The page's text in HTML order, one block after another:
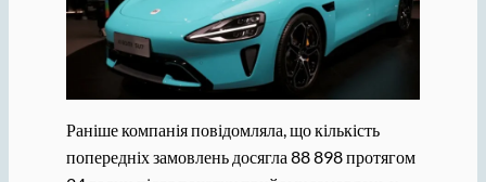
Раніше компанія повідомляла, що кількість
попередніх замовлень досягла 88 898 протягом